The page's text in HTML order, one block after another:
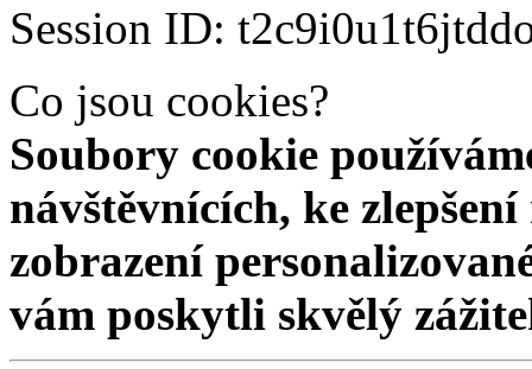
Session ID:
Co jsou cookies?
Soubory cookie
návštěvnících, ke
zobrazení
vám poskytli skvělý